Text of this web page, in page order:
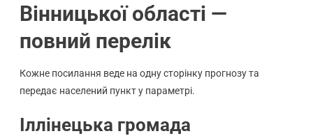
Вінницької області —
повний перелік
Кожне посилання веде на одну сторінку прогнозу та
передає населений пункт у параметрі.
Іллінецька громада